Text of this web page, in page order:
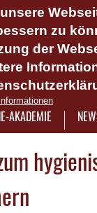
zu
der
AKADEMIE